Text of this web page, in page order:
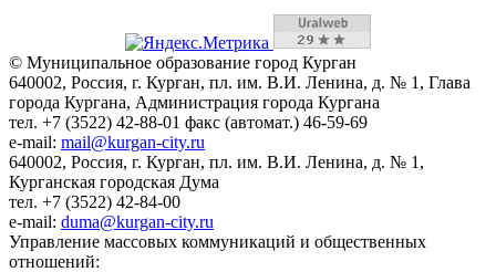
© Муниципальное образование город Курган
640002, Россия, г. Курган, пл. им. В.И. Ленина, д. № 1, Глава
города Кургана, Администрация города Кургана
тел. +7 (3522) 42-88-01 факс (автомат.) 46-59-69
e-mail: mail@kurgan-city.ru
640002, Россия, г. Курган, пл. им. В.И. Ленина, д. № 1,
Курганская городская Дума
тел. +7 (3522) 42-84-00
e-mail: duma@kurgan-city.ru
Управление массовых коммуникаций и общественных
отношений: